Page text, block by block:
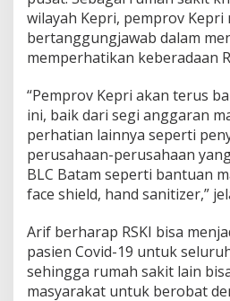
wilayah Kepri, pemprov Kepri
bertanggungjawab dalam
memperhatikan keberadaan
“Pemprov Kepri akan terus
ini, baik dari segi anggaran
perhatian lainnya seperti
perusahaan-perusahaan
BLC Batam seperti bantuan
face shield, hand sanitizer,”
Arif berharap RSKI bisa
pasien Covid-19 untuk
sehingga rumah sakit lain
masyarakat untuk berobat